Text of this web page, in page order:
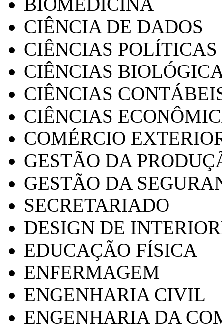
CIÊNCIA DE DADOS
CIÊNCIAS POLÍTICAS
CIÊNCIAS
CIÊNCIAS
CIÊNCIAS
COMÉRCIO
GESTÃO DA
GESTÃO DA
SECRETARIADO
DESIGN DE
EDUCAÇÃO FÍSICA
ENFERMAGEM
ENGENHARIA CIVIL
ENGENHARIA DA